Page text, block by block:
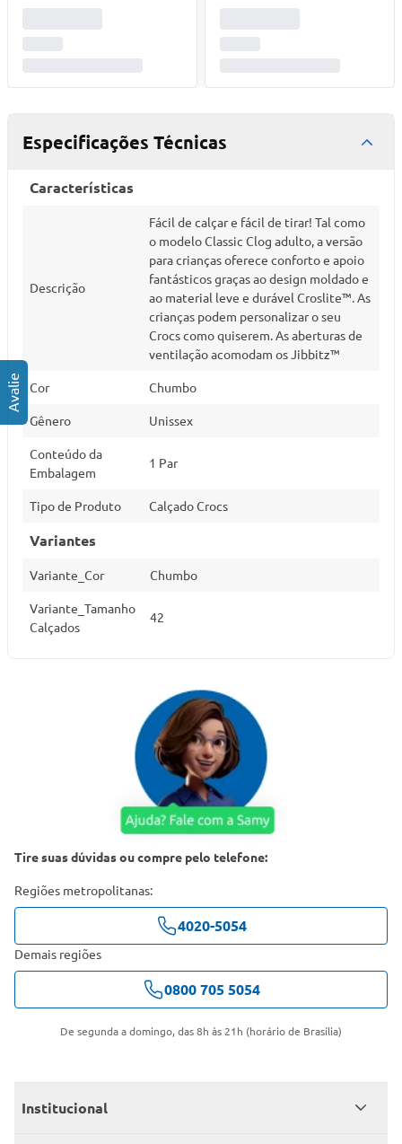
Especificações Técnicas
Características
Descrição
Fácil de calçar e fácil de tirar! Tal como
o modelo Classic Clog adulto, a versão
para crianças oferece conforto e apoio
fantásticos graças ao design moldado e
ao material leve e durável Croslite™. As
crianças podem personalizar o seu
Crocs como quiserem. As aberturas de
ventilação acomodam os Jibbitz™
Cor Chumbo
Gênero Unissex
Conteúdo da
Embalagem
1 Par
Tipo de Produto Calçado Crocs
Variantes
Variante_Cor Chumbo
Variante_Tamanho
Calçados
42
Tire suas dúvidas ou compre pelo telefone:
Regiões metropolitanas:
4020-5054
Demais regiões
0800 705 5054
De segunda a domingo, das 8h às 21h (horário de Brasília)
Institucional